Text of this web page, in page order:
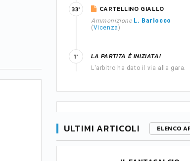
CARTELLINO GIALLO
Ammonizione L. Barlocco
(Vicenza)
33'
LA PARTITA È INIZIATA!
L'arbitro ha dato il via alla gara.
1'
ULTIMI ARTICOLI ELENCO